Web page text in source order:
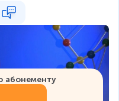
абонементу